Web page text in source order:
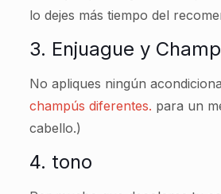
lo dejes más tiempo del
3. Enjuague y
No apliques ningún
champús diferentes. para un
cabello.)
4. tono